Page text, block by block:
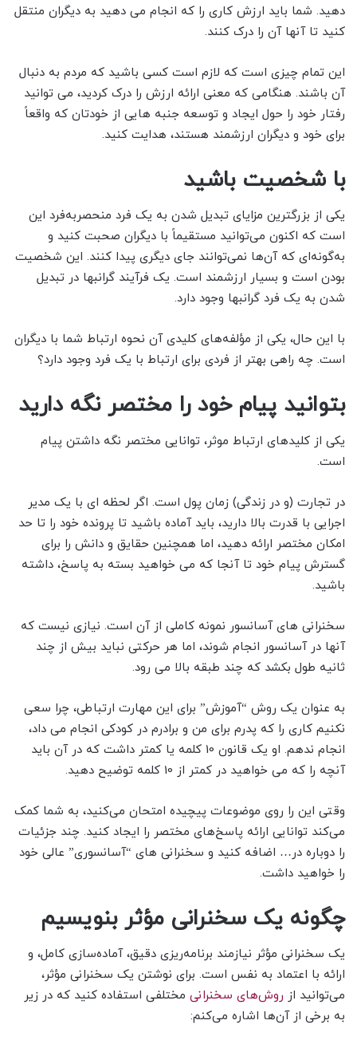
دهید. شما باید ارزش کاری را که انجام می دهید به دیگران منتقل
کنید تا آنها آن را درک کنند.
این تمام چیزی است که لازم است کسی باشید که مردم به دنبال
آن باشند. هنگامی که معنی ارائه ارزش را درک کردید، می توانید
رفتار خود را حول ایجاد و توسعه جنبه هایی از خودتان که واقعاً
برای خود و دیگران ارزشمند هستند، هدایت کنید.
با شخصیت باشید
یکی از بزرگترین مزایای تبدیل شدن به یک فرد منحصربه‌فرد این
است که اکنون می‌توانید مستقیماً با دیگران صحبت کنید و
به‌گونه‌ای که آن‌ها نمی‌توانند جای دیگری پیدا کنند. این شخصیت
بودن است و بسیار ارزشمند است. یک فرآیند گرانبها در تبدیل
شدن به یک فرد گرانبها وجود دارد.
با این حال، یکی از مؤلفه‌های کلیدی آن نحوه ارتباط شما با دیگران
است. چه راهی بهتر از فردی برای ارتباط با یک فرد وجود دارد؟
بتوانید پیام خود را مختصر نگه دارید
یکی از کلیدهای ارتباط موثر، توانایی مختصر نگه داشتن پیام
است.
در تجارت (و در زندگی) زمان پول است. اگر لحظه ای با یک مدیر
اجرایی با قدرت بالا دارید، باید آماده باشید تا پرونده خود را تا حد
امکان مختصر ارائه دهید، اما همچنین حقایق و دانش را برای
گسترش پیام خود تا آنجا که می خواهید بسته به پاسخ، داشته
باشید.
سخنرانی های آسانسور نمونه کاملی از آن است. نیازی نیست که
آنها در آسانسور انجام شوند، اما هر حرکتی نباید بیش از چند
ثانیه طول بکشد که چند طبقه بالا می رود.
به عنوان یک روش “آموزش” برای این مهارت ارتباطی، چرا سعی
نکنیم کاری را که پدرم برای من و برادرم در کودکی انجام می داد،
انجام ندهم. او یک قانون 10 کلمه یا کمتر داشت که در آن باید
آنچه را که می خواهید در کمتر از 10 کلمه توضیح دهید.
وقتی این را روی موضوعات پیچیده امتحان می‌کنید، به شما کمک
می‌کند توانایی ارائه پاسخ‌های مختصر را ایجاد کنید. چند جزئیات
را دوباره در… اضافه کنید و سخنرانی های “آسانسوری” عالی خود
را خواهید داشت.
چگونه یک سخنرانی مؤثر بنویسیم
یک سخنرانی مؤثر نیازمند برنامه‌ریزی دقیق، آماده‌سازی کامل، و
ارائه با اعتماد به نفس است. برای نوشتن یک سخنرانی مؤثر،
می‌توانید از روش‌های سخنرانی مختلفی استفاده کنید که در زیر
به برخی از آن‌ها اشاره می‌کنم: